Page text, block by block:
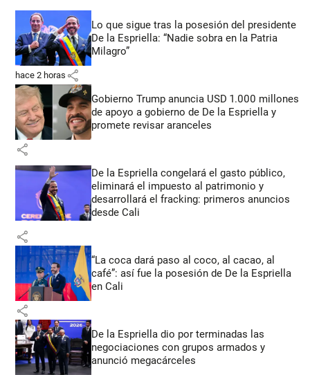
Lo que sigue tras la posesión del presidente
De la Espriella: “Nadie sobra en la Patria
Milagro”
hace 2 horas share
Gobierno Trump anuncia USD 1.000 millones
de apoyo a gobierno de De la Espriella y
promete revisar aranceles
share
De la Espriella congelará el gasto público,
eliminará el impuesto al patrimonio y
desarrollará el fracking: primeros anuncios
desde Cali
share
“La coca dará paso al coco, al cacao, al
café”: así fue la posesión de De la Espriella
en Cali
share
De la Espriella dio por terminadas las
negociaciones con grupos armados y
anunció megacárceles